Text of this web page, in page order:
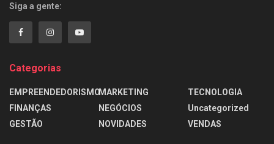
Siga a gente:
Categorias
EMPREENDEDORISMO
FINANÇAS
GESTÃO
MARKETING
NEGÓCIOS
NOVIDADES
TECNOLOGIA
Uncategorized
VENDAS